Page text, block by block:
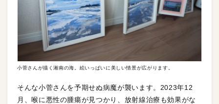
小菅さんが描く湘南の海。絵いっぱいに美しい情景が広がります。
そんな小菅さんを予期せぬ病魔が襲います。2023年12
月、喉に悪性の腫瘍が見つかり、放射線治療も効果がな